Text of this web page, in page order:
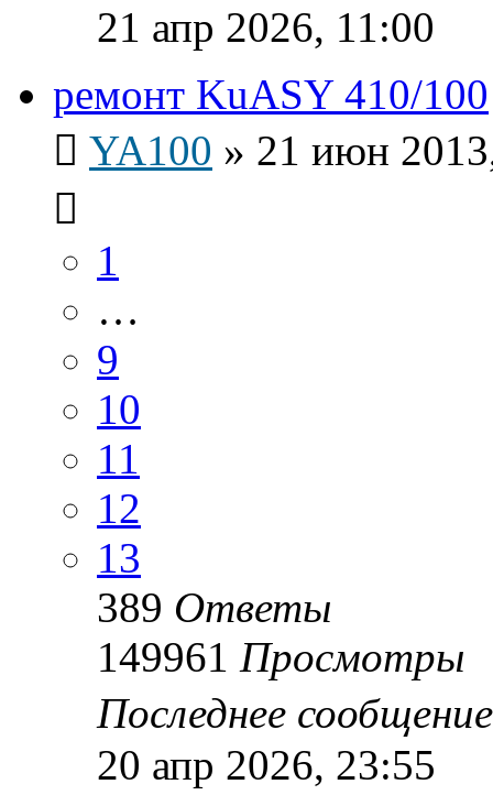
21 апр 2026, 11:00
ремонт KuASY 410/100
YA100 » 21 июн
1
…
9
10
11
12
13
389 Ответы
149961 Просмотры
Последнее
20 апр 2026, 23:55